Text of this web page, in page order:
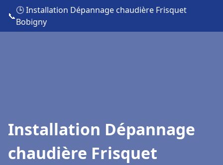
📞
🕒 Installation Dépannage chaudière Frisquet
Bobigny
Installation Dépannage
chaudière Frisquet